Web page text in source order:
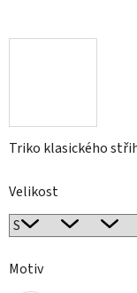
Triko klasického
Velikost
Motiv